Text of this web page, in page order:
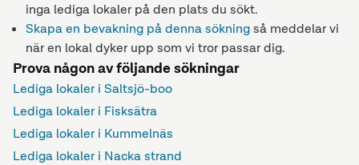
inga lediga lokaler på den plats du sökt.
Skapa en bevakning på denna sökningså meddelar vi
när en lokal dyker upp som vi tror passar dig.
Prova någon av följande sökningar
Lediga lokaler i Saltsjö-boo
Lediga lokaler i Fisksätra
Lediga lokaler i Kummelnäs
Lediga lokaler i Nacka strand